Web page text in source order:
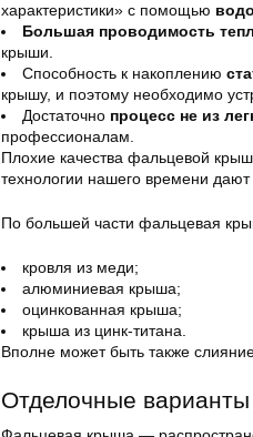
характеристики» с помощью
Большая проводимость
крыши.
Способность к накоплению
крышу, и поэтому необходимо
Достаточно процесс не из
профессионалам.
Плохие качества фальцевой
технологии нашего времени дают
По большей части фальцевая
кровля из меди;
алюминиевая крыша;
оцинкованная крыша;
крыша из цинк-титана.
Вполне может быть также
Отделочные